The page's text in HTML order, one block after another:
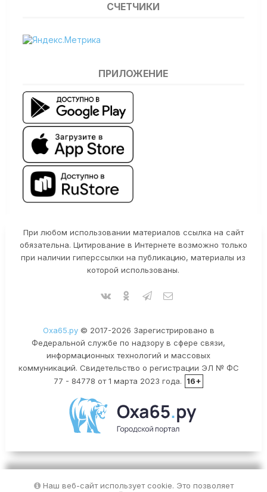
СЧЕТЧИКИ
ПРИЛОЖЕНИЕ
При любом использовании материалов ссылка на сайт
обязательна. Цитирование в Интернете возможно только
при наличии гиперссылки на публикацию, материалы из
которой использованы.
Оха65.ру© 2017-2026 Зарегистрировано в
Федеральной службе по надзору в сфере связи,
информационных технологий и массовых
коммуникаций. Свидетельство о регистрации ЭЛ № ФС
77 - 84778 от 1 марта 2023 года.
16+
Наш веб-сайт использует cookie. Это позволяет